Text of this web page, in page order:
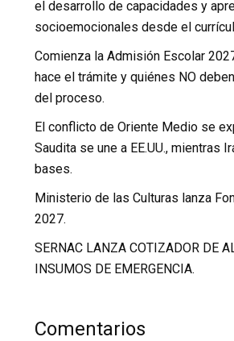
el desarrollo de capacidades y
socioemocionales desde el
Comienza la Admisión Escolar
hace el trámite y quiénes NO
del proceso.
El conflicto de Oriente Medio se
Saudita se une a EE.UU., mientras
bases.
Ministerio de las Culturas lanza
2027.
SERNAC LANZA COTIZADOR DE
INSUMOS DE EMERGENCIA.
Comentarios